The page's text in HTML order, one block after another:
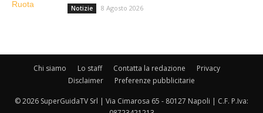
Notizie 8 Agosto 2026
Chi siamo Lo staff Contatta la redazione
Privacy
Disclaimer
Preferenze pubblicitarie
© 2026 SuperGuidaTV Srl | Via Cimarosa 65 - 80127 Napoli | C.F. P.Iva: